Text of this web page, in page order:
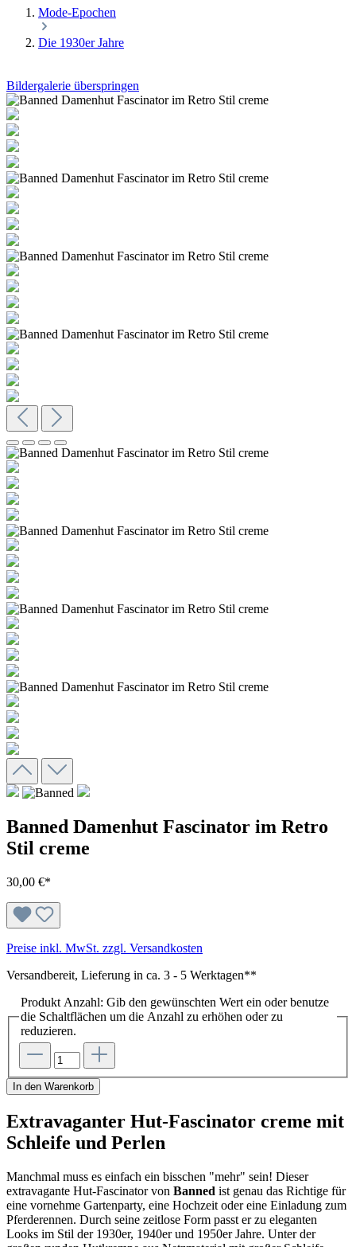
Mode-Epochen
Die 1930er Jahre
Bildergalerie überspringen
Banned Damenhut Fascinator im Retro
Stil creme
30,00 €*
Preise inkl. MwSt. zzgl. Versandkosten
Versandbereit, Lieferung in ca. 3 - 5 Werktagen**
Produkt Anzahl: Gib den gewünschten Wert ein oder benutze
die Schaltflächen um die Anzahl zu erhöhen oder zu
reduzieren.
In den Warenkorb
Extravaganter Hut-Fascinator creme mit
Schleife und Perlen
Manchmal muss es einfach ein bisschen "mehr" sein! Dieser
extravagante Hut-Fascinator von Banned ist genau das Richtige für
eine vornehme Gartenparty, eine Hochzeit oder eine Einladung zum
Pferderennen. Durch seine zeitlose Form passt er zu eleganten
Looks im Stil der 1930er, 1940er und 1950er Jahre. Unter der